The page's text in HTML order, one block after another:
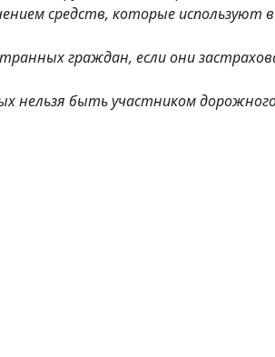
средств, которые используют в
граждан, если они
нельзя быть участником